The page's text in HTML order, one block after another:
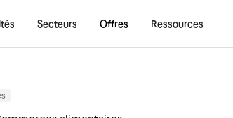
Secteurs Offres Ressources